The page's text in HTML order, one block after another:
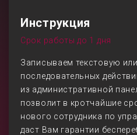
Инструкция
Срок работы до 1 дня
Записываем текстовую
последовательных
из административной
позволит в кротчайшие
нового сотрудника по
даст Вам гарантии